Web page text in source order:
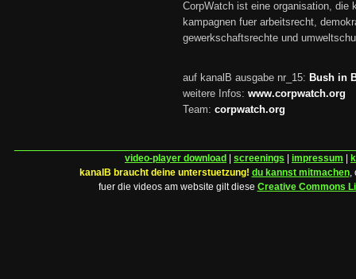
CorpWatch ist eine organisation, die
kampagnen fuer arbeitsrecht,
gewerkschaftsrechte und
auf kanalB ausgabe nr_15: Bush in
weitere Infos: www.corpwatch.org
Team: corpwatch.org
video-player download screenings impressum
kanalB braucht deine unterstuetzung! du kannst mitmachen,
fuer die videos am website gilt diese Creative Commons